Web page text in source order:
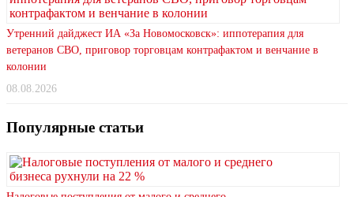
Утренний дайджест ИА «За Новомосковск»: иппотерапия для
ветеранов СВО, приговор торговцам контрафактом и венчание в
колонии
08.08.2026
Популярные статьи